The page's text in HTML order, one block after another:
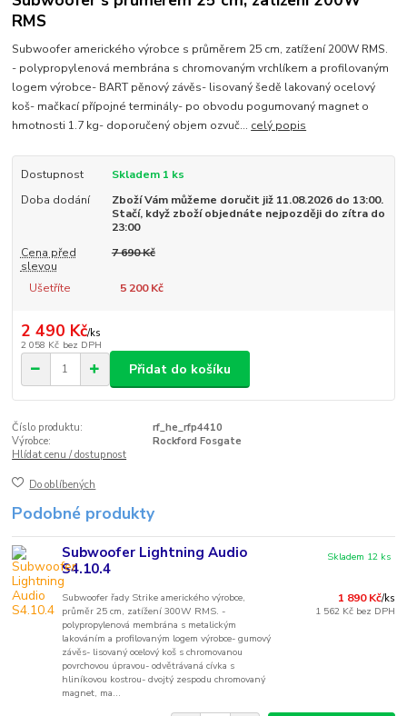
RMS
Subwoofer amerického výrobce s průměrem 25 cm, zatížení 200W RMS.
- polypropylenová membrána s chromovaným vrchlíkem a profilovaným
logem výrobce- BART pěnový závěs- lisovaný šedě lakovaný ocelový
koš- mačkací přípojné terminály- po obvodu pogumovaný magnet o
hmotnosti 1.7 kg- doporučený objem ozvuč... celý popis
Dostupnost
Skladem 1 ks
Doba dodání
Zboží Vám můžeme doručit již 11.08.2026 do 13:00.
Stačí, když zboží objednáte nejpozději do zítra do
23:00
Cena před
slevou
7 690 Kč
Ušetříte 5 200 Kč
2 490 Kč/ks
2 058 Kč bez DPH
Přidat do košíku
Číslo produktu:
rf_he_rfp4410
Výrobce:
Rockford Fosgate
Hlídat cenu / dostupnost
Do oblíbených
Podobné produkty
Subwoofer Lightning Audio
S4.10.4
Subwoofer řady Strike amerického výrobce,
průměr 25 cm, zatížení 300W RMS. -
polypropylenová membrána s metalickým
lakováním a profilovaným logem výrobce- gumový
závěs- lisovaný ocelový koš s chromovanou
povrchovou úpravou- odvětrávaná cívka s
hliníkovou kostrou- dvojtý zespodu chromovaný
magnet, ma...
1 890 Kč/ks
1 562 Kč bez DPH
Skladem 12 ks